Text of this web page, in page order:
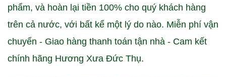
phẩm, và hoàn lại tiền 100% cho quý khách hàng
trên cả nước, với bất kể một lý do nào. Miễn phí vận
chuyển - Giao hàng thanh toán tận nhà - Cam kết
chính hãng Hương Xưa Đức Thụ.